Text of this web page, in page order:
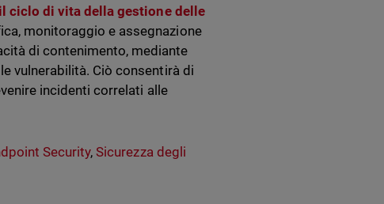
ciclo di vita della gestione delle
monitoraggio e assegnazione
di contenimento, mediante
vulnerabilità. Ciò consentirà di
incidenti correlati alle
Security,Sicurezza degli